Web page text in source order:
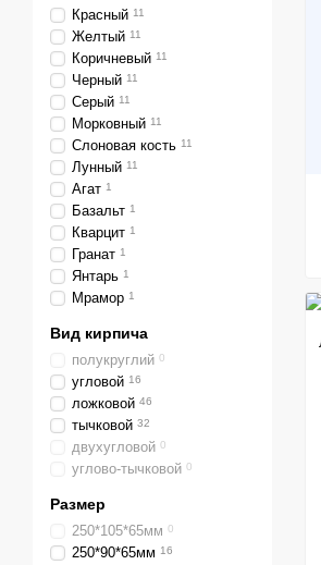
Красный 11
Желтый 11
Коричневый 11
Черный 11
Серый 11
Морковный 11
Слоновая кость 11
Лунный 11
Агат 1
Базальт 1
Кварцит 1
Гранат 1
Янтарь 1
Мрамор 1
Вид кирпича
полукруглий 0
угловой 16
ложковой 46
тычковой 32
двухугловой 0
углово-тычковой 0
Размер
250*105*65мм 0
250*90*65мм 16